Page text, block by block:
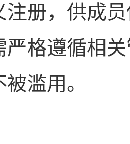
注册，供成
严格遵循相
滥用。